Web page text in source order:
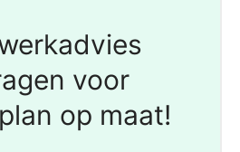
voor
op maat!